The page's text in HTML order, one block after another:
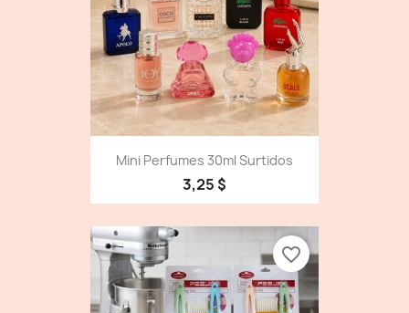
Mini Perfumes 30ml Surtidos
3,25 $
favorite_border